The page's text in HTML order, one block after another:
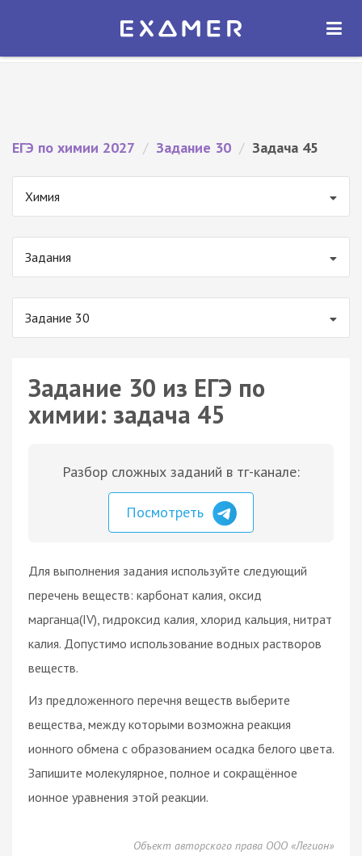
Экзамер — ЕГЭ 2027
ОТКРЫТЬ
ЕГЭ по химии 2027 / Задание 30 / Задача 45
Химия
Задания
Задание 30
Задание 30 из ЕГЭ по
химии: задача 45
Разбор сложных заданий в тг-канале:
Посмотреть
Для выполнения задания используйте следующий
перечень веществ: карбонат калия, оксид
марганца(IV), гидроксид калия, хлорид кальция, нитрат
калия. Допустимо использование водных растворов
веществ.
Из предложенного перечня веществ выберите
вещества, между которыми возможна реакция
ионного обмена с образованием осадка белого цвета.
Запишите молекулярное, полное и сокращённое
ионное уравнения этой реакции.
Объект авторского права ООО «Легион»